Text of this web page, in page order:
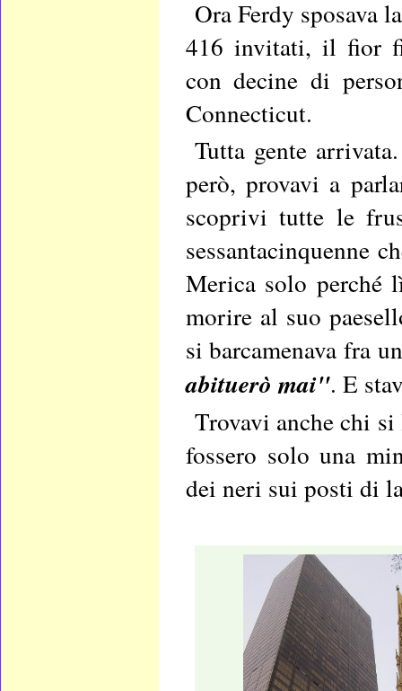
Ora Ferdy sposava
416 invitati, il fior
con decine di
Connecticut.
Tutta gente
però, provavi a
scoprivi tutte le
sessantacinquenne
Merica solo perché
morire al suo
si barcamenava fra
abituerò mai". E
Trovavi anche chi si
fossero solo una
dei neri sui posti di